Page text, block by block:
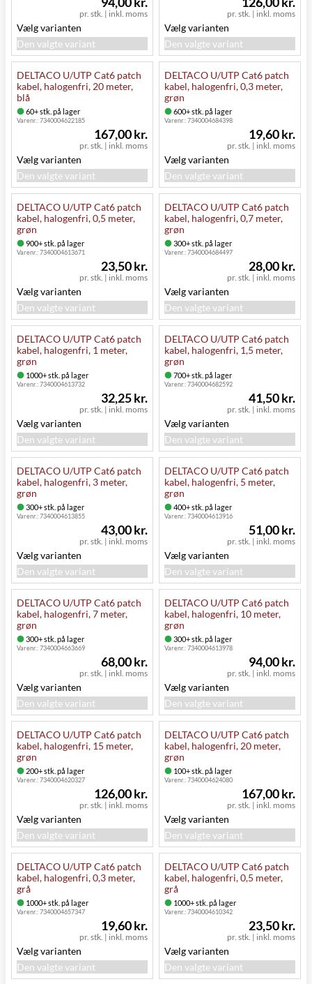
pr. stk. | inkl. moms
Vælg varianten
Den valgte variant
pr. stk. | inkl. moms
Vælg varianten
Den valgte variant
DELTACO U/UTP Cat6 patch
kabel, halogenfri, 20 meter,
blå
60+ stk. på lager
Varenr.:7340004622185
pr. stk. | inkl. moms
167,00 kr.
Vælg varianten
Den valgte variant
DELTACO U/UTP Cat6 patch
kabel, halogenfri, 0,3 meter,
grøn
600+ stk. på lager
Varenr.:7340004684398
pr. stk. | inkl. moms
19,60 kr.
Vælg varianten
Den valgte variant
DELTACO U/UTP Cat6 patch
kabel, halogenfri, 0,5 meter,
grøn
900+ stk. på lager
Varenr.:7340004613671
pr. stk. | inkl. moms
23,50 kr.
Vælg varianten
Den valgte variant
DELTACO U/UTP Cat6 patch
kabel, halogenfri, 0,7 meter,
grøn
300+ stk. på lager
Varenr.:7340004684497
pr. stk. | inkl. moms
28,00 kr.
Vælg varianten
Den valgte variant
DELTACO U/UTP Cat6 patch
kabel, halogenfri, 1 meter,
grøn
1000+ stk. på lager
Varenr.:7340004613732
pr. stk. | inkl. moms
32,25 kr.
Vælg varianten
Den valgte variant
DELTACO U/UTP Cat6 patch
kabel, halogenfri, 1,5 meter,
grøn
700+ stk. på lager
Varenr.:7340004682592
pr. stk. | inkl. moms
41,50 kr.
Vælg varianten
Den valgte variant
DELTACO U/UTP Cat6 patch
kabel, halogenfri, 3 meter,
grøn
300+ stk. på lager
Varenr.:7340004613855
pr. stk. | inkl. moms
43,00 kr.
Vælg varianten
Den valgte variant
DELTACO U/UTP Cat6 patch
kabel, halogenfri, 5 meter,
grøn
400+ stk. på lager
Varenr.:7340004613916
pr. stk. | inkl. moms
51,00 kr.
Vælg varianten
Den valgte variant
DELTACO U/UTP Cat6 patch
kabel, halogenfri, 7 meter,
grøn
300+ stk. på lager
Varenr.:7340004663669
pr. stk. | inkl. moms
68,00 kr.
Vælg varianten
Den valgte variant
DELTACO U/UTP Cat6 patch
kabel, halogenfri, 10 meter,
grøn
300+ stk. på lager
Varenr.:7340004613978
pr. stk. | inkl. moms
94,00 kr.
Vælg varianten
Den valgte variant
DELTACO U/UTP Cat6 patch
kabel, halogenfri, 15 meter,
grøn
200+ stk. på lager
Varenr.:7340004620327
pr. stk. | inkl. moms
126,00 kr.
Vælg varianten
Den valgte variant
DELTACO U/UTP Cat6 patch
kabel, halogenfri, 20 meter,
grøn
100+ stk. på lager
Varenr.:7340004624080
pr. stk. | inkl. moms
167,00 kr.
Vælg varianten
Den valgte variant
DELTACO U/UTP Cat6 patch
kabel, halogenfri, 0,3 meter,
grå
1000+ stk. på lager
Varenr.:7340004657347
pr. stk. | inkl. moms
19,60 kr.
Vælg varianten
Den valgte variant
DELTACO U/UTP Cat6 patch
kabel, halogenfri, 0,5 meter,
grå
1000+ stk. på lager
Varenr.:7340004610342
pr. stk. | inkl. moms
23,50 kr.
Vælg varianten
Den valgte variant